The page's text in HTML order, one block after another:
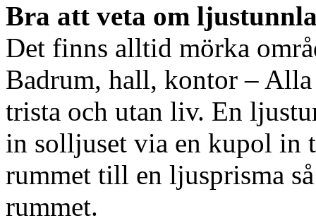
Bra att veta om
Det finns alltid mörka
Badrum, hall, kontor – Alla
trista och utan liv. En
in solljuset via en kupol in
rummet till en ljusprisma
rummet.